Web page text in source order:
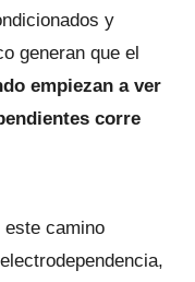
y
generan que el
empiezan a ver
corre
este camino